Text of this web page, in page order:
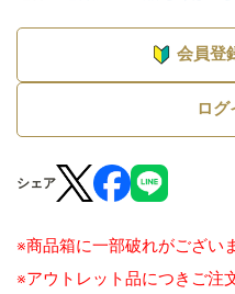
会員登
ログ
シェア
※商品箱に一部破れがござい
※アウトレット品につきご注